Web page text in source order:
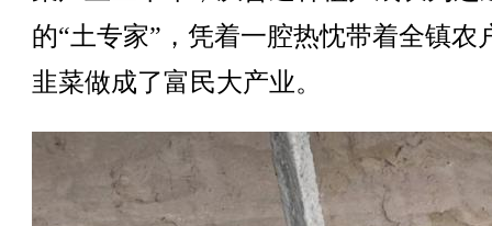
的“土专家”，凭着一腔热忱带着全镇农
韭菜做成了富民大产业。